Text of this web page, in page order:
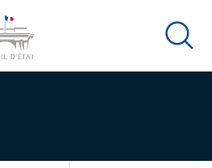
Ouvrir